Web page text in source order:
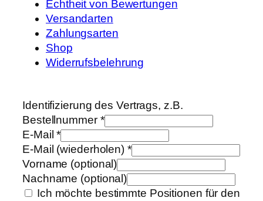
Echtheit von Bewertungen
Versandarten
Zahlungsarten
Shop
Widerrufsbelehrung
Identifizierung des Vertrags, z.B.
Bestellnummer *
E-Mail*
E-Mail (wiederholen) *
Vorname (optional)
Nachname (optional)
Ich möchte bestimmte Positionen für den